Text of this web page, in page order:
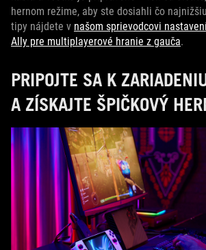
hernom režime, aby ste dosiahli čo
tipy nájdete v našom sprievodcovi
Ally pre multiplayerové hranie z gauča.
PRIPOJTE SA K
A ZÍSKAJTE ŠPIČKOVÝ